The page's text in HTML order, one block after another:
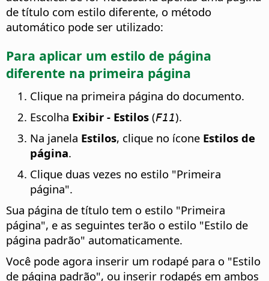
de título com estilo diferente, o método
automático pode ser utilizado:
Para aplicar um estilo de página
diferente na primeira página
Clique na primeira página do documento.
Escolha Exibir - Estilos (F11).
Na janela Estilos, clique no ícone Estilos de
página.
Clique duas vezes no estilo "Primeira
página".
Sua página de título tem o estilo "Primeira
página", e as seguintes terão o estilo "Estilo de
página padrão" automaticamente.
Você pode agora inserir um rodapé para o "Estilo
de página padrão", ou inserir rodapés em ambos